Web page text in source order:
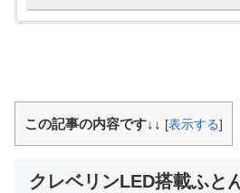
この記事の内容です↓↓ [表示する]
クレベリンLED搭載ふと